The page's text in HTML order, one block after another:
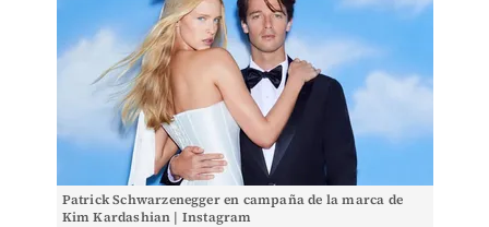
Patrick Schwarzenegger en campaña de la marca de
Kim Kardashian | Instagram